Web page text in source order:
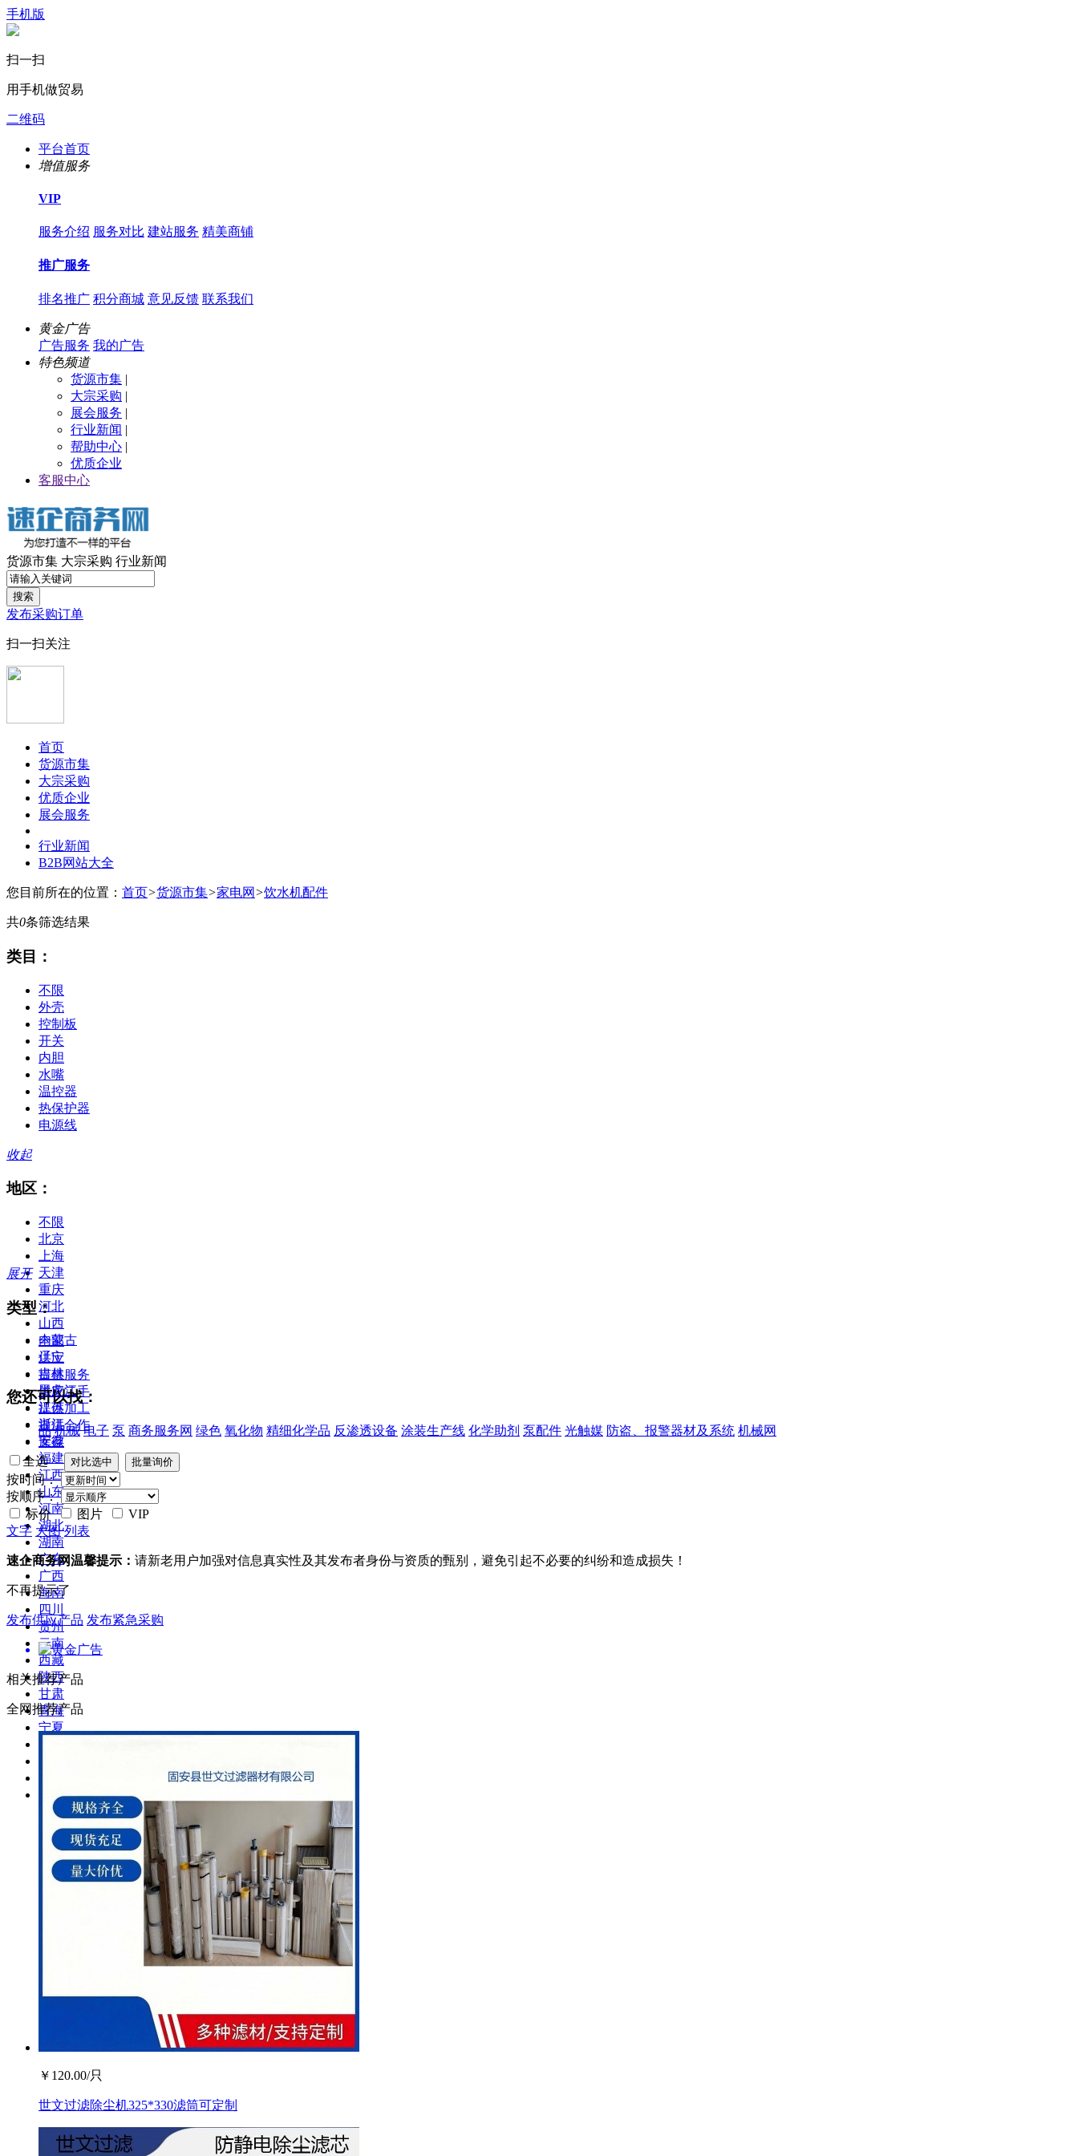
手机版
扫一扫
用手机做贸易
二维码
平台首页
增值服务
VIP
服务介绍 服务对比 建站服务 精美商铺
推广服务
排名推广 积分商城 意见反馈 联系我们
黄金广告
广告服务 我的广告
特色频道
货源市集 |
大宗采购 |
展会服务 |
行业新闻 |
帮助中心 |
优质企业
客服中心
货源市集 大宗采购 行业新闻
搜索
发布采购订单
扫一扫关注
首页
货源市集
大宗采购
优质企业
展会服务
行业新闻
B2B网站大全
您目前所在的位置： 首页>货源市集>家电网 >饮水机配件
共0条筛选结果
类目：
不限
外壳
控制板
开关
内胆
水嘴
温控器
热保护器
电源线
收起
地区：
不限
北京
上海
天津
重庆
河北
山西
内蒙古
辽宁
吉林
黑龙江
江苏
浙江
安徽
福建
江西
山东
河南
湖北
湖南
广东
广西
海南
四川
贵州
云南
西藏
陕西
甘肃
青海
宁夏
澳门
展开
类型：
全部
供应
提供服务
供应二手
提供加工
提供合作
库存
您还可以找：
品 机械 电子 泵 商务服务网 绿色 氧化物 精细化学品 反渗透设备 涂装生产线 化学助剂 泵配件 光触媒 防盗、报警器材及系统 机械网
全选
按时间：
按顺序：
标价
图片
VIP
文字 大图 列表
速企商务网温馨提示： 请新老用户加强对信息真实性及其发布者身份与资质的甄别，避免引起不必要的纠纷和造成损失！
不再提示了
发布供应产品 发布紧急采购
相关推荐产品
全网推荐产品
￥ 120.00/只
世文过滤除尘机325*330滤筒可定制